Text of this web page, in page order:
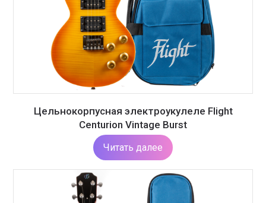
Цельнокорпусная электроукулеле Flight
Centurion Vintage Burst
Читать далее